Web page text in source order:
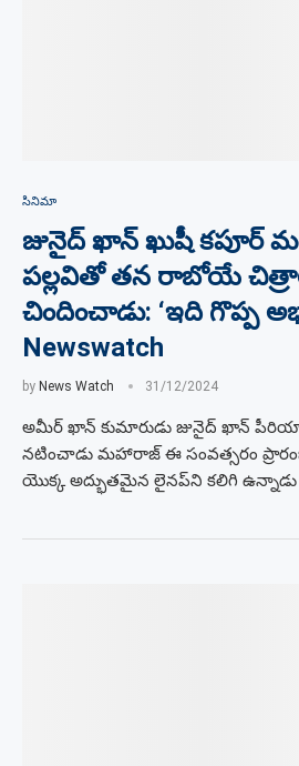
సినిమా
జునైద్ ఖాన్ ఖుషీ
పల్లవితో తన రాబోయే
చిందించాడు: ‘ఇది గొప్ప
Newswatch
by News Watch 31/12/2024
అమీర్ ఖాన్ కుమారుడు జునైద్ ఖాన్
నటించాడు మహారాజ్ ఈ సంవత్సరం
యొక్క అద్భుతమైన లైనప్‌ని కలిగి